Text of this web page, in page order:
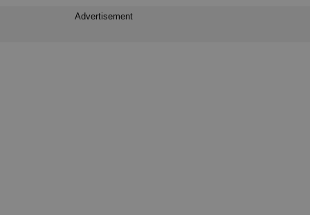
Advertisement